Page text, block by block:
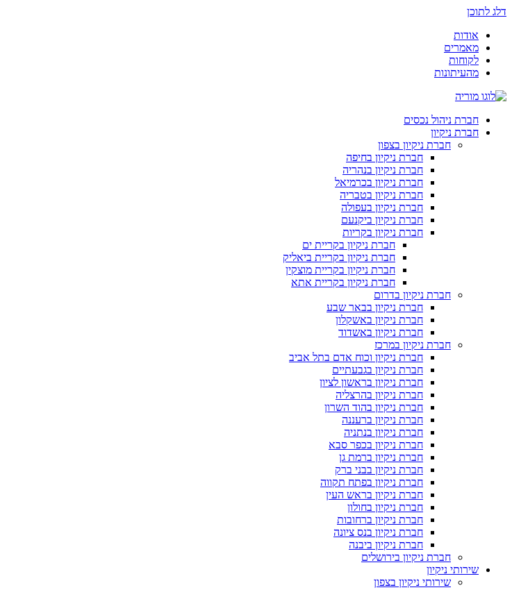
דלג לתוכן
אודות
מאמרים
לקוחות
מהעיתונות
חברת ניהול נכסים
חברת ניקיון
חברת ניקיון בצפון
חברת ניקיון בחיפה
חברת ניקיון בנהריה
חברת ניקיון בכרמיאל
חברת ניקיון בטבריה
חברת ניקיון בעפולה
חברת ניקיון ביקנעם
חברת ניקיון בקריות
חברת ניקיון בקריית ים
חברת ניקיון בקריית ביאליק
חברת ניקיון בקריית מוצקין
חברת ניקיון בקריית אתא
חברת ניקיון בדרום
חברת ניקיון בבאר שבע
חברת ניקיון באשקלון
חברת ניקיון באשדוד
חברת ניקיון במרכז
חברת ניקיון וכוח אדם בתל אביב
חברת ניקיון בגבעתיים
חברת ניקיון בראשון לציון
חברת ניקיון בהרצליה
חברת ניקיון בהוד השרון
חברת ניקיון ברעננה
חברת ניקיון בנתניה
חברת ניקיון בכפר סבא
חברת ניקיון ברמת גן
חברת ניקיון בבני ברק
חברת ניקיון בפתח תקווה
חברת ניקיון בראש העין
חברת ניקיון בחולון
חברת ניקיון ברחובות
חברת ניקיון בנס ציונה
חברת ניקיון ביבנה
חברת ניקיון בירושלים
שירותי ניקיון
שירותי ניקיון בצפון